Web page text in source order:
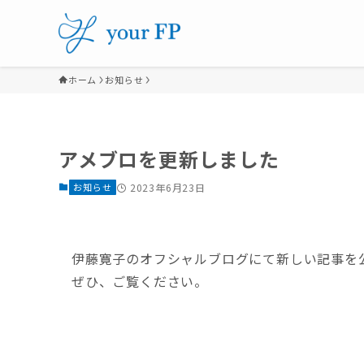
ホーム お知らせ
アメブロを更新しました
お知らせ 2023年6月23日
伊藤寛子のオフシャルブログにて新しい記事を
ぜひ、ご覧ください。